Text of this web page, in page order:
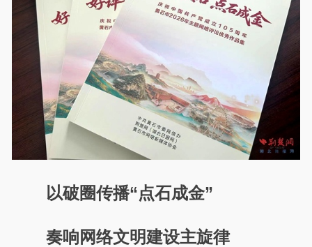
以破圈传播“点石成金”
奏响网络文明建设主旋律